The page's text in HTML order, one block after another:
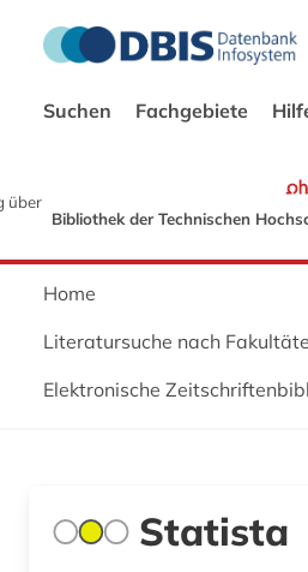
Suchen Fachgebiete
über
Bibliothek der Technischen
Home
Literatursuche nach
Elektronische
Statista